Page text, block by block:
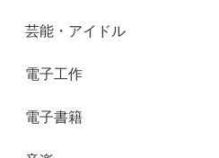
芸能・アイドル
電子工作
電子書籍